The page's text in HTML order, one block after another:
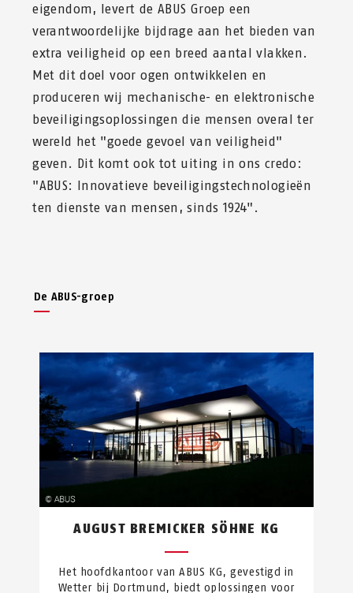
eigendom, levert de ABUS Groep een
verantwoordelijke bijdrage aan het bieden van
extra veiligheid op een breed aantal vlakken.
Met dit doel voor ogen ontwikkelen en
produceren wij mechanische- en elektronische
beveiligingsoplossingen die mensen overal ter
wereld het "goede gevoel van veiligheid"
geven. Dit komt ook tot uiting in ons credo:
"ABUS: Innovatieve beveiligingstechnologieën
ten dienste van mensen, sinds 1924".
De ABUS-groep
AUGUST BREMICKER SÖHNE KG
Het hoofdkantoor van ABUS KG, gevestigd in
Wetter bij Dortmund, biedt oplossingen voor